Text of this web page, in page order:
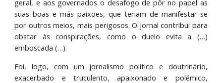
geral, e aos governados o desafogo de pôr no papel as
suas boas e más paixões, que teriam de manifestar-se
por outros meios, mais perigosos. O jornal contribui para
obstar às conspirações, como o duelo evita a (…)
emboscada (…).
Foi, logo, com um jornalismo político e doutrinário,
exacerbado e truculento, apaixonado e polémico,